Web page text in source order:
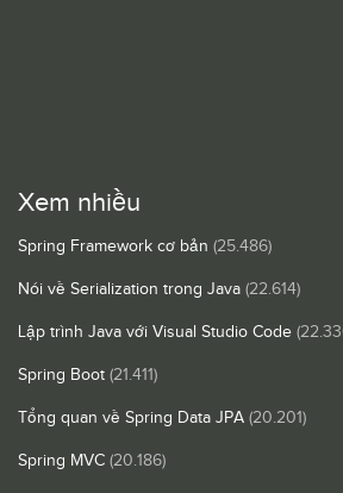
Xem nhiều
Spring Framework cơ bản (25.486)
Nói về Serialization trong Java (22.614)
Lập trình Java với Visual Studio Code
Spring Boot (21.411)
Tổng quan về Spring Data JPA (20.201)
Spring MVC (20.186)